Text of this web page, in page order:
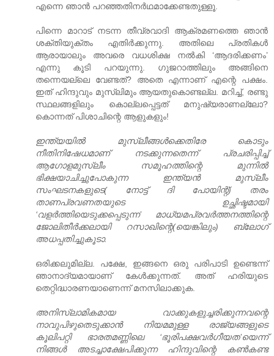
എന്നെ ഞാന്‍ പറഞ്ഞതിനര്‍ഥമാക്കേണ്ടതുള്ളൂ.
പിന്നെ മാറാട് നടന്ന തീവ്രവാദി ആക്രമണത്തെ ഞാന്‍
ശക്തിയുക്തം എതിര്‍ക്കുന്നു. അതിലെ പ്രതികള്‍
ആരായാലും അവരെ വധശിക്ഷ നല്‍കി ‘ആദരിക്കണം’
എന്നു കൂടി പറയുന്നു. ഗുജറാത്തിലും അങ്ങിനെ
തന്നെയല്ലെ വേണ്ടത്? അതെ എന്നാണ് എന്റെ പക്ഷം.
ഇത് ഹിന്ദുവും മുസ്‌ലിമും ആയതുകൊണ്ടല്ല. മറിച്ച്, രണ്ടു
സ്ഥലങ്ങളിലും കൊല്ലപ്പെട്ടത് മനുഷ്യരാണല്ലോ?
കൊന്നത് പിശാചിന്റെ ആളുകളും!
ഇന്ത്യയില്‍ മുസ്ലീങ്ങള്‍ക്കെതിരേ കൊടും
നീതിനിഷേധമാണ് നടക്കുന്നതെന്ന് പ്രചരിപ്പിച്ച്
ആഗോളമുസ്ലീം സമൂഹത്തിന്റെ മുന്നില്‍
ഭിക്ഷയാചിച്ചുപോകുന്ന ഇന്ത്യന്‍ മുസ്ലീം
സംഘടനകളുടെ( നോട്ട് ദി പോയിന്റ്) തരം
താണപ്രവണതയുടെ ഉച്ഛിഷ്ടമായി
‘വളര്‍ത്തിയെടുക്കപ്പെടുന്ന’ മാധ്യമപ്രവര്‍ത്തനത്തിന്റെ
ജോലിതീര്‍ക്കലായി റസാഖിന്റെ(യെങ്കിലും) ബ്ലോഗ്
അധപ്പതിച്ചുകൂടാ.
ഒരിക്കലുമില്ല. പക്ഷേ, ഇങ്ങനെ ഒരു പരിപാടി ഉണ്ടെന്ന്
ഞാനാദ്യമായാണ് കേള്‍ക്കുന്നത്. അത് ഹരിയുടെ
തെറ്റിദ്ധാരണയാണെന്ന് മനസിലാക്കുക.
അനിസ്ലാമികമായ വാക്കുകളുച്ചരിക്കുന്നവന്റെ
നാവുപിഴുതെടുക്കാന്‍ നിയമമുള്ള രാജ്യങ്ങളുടെ
കൂലിപറ്റി ഭാരതമണ്ണിലെ ‘ഭൂരിപക്ഷവര്‍ഗീയത’യെന്ന്
നിങ്ങള്‍ അടച്ചാക്ഷേപിക്കുന്ന ഹിന്ദുവിന്റെ കണ്‍കണ്ട